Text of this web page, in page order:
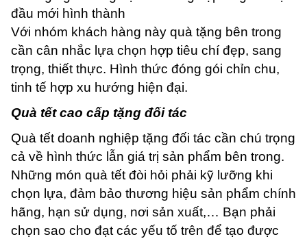
đầu mới hình thành
Với nhóm khách hàng này quà tặng bên trong
cần cân nhắc lựa chọn hợp tiêu chí đẹp, sang
trọng, thiết thực. Hình thức đóng gói chỉn chu,
tinh tế hợp xu hướng hiện đại.
Quà tết cao cấp tặng đối tác
Quà tết doanh nghiệp tặng đối tác cần chú trọng
cả về hình thức lẫn giá trị sản phẩm bên trong.
Những món quà tết đòi hỏi phải kỹ lưỡng khi
chọn lựa, đảm bảo thương hiệu sản phẩm chính
hãng, hạn sử dụng, nơi sản xuất,… Bạn phải
chọn sao cho đạt các yếu tố trên để tạo được